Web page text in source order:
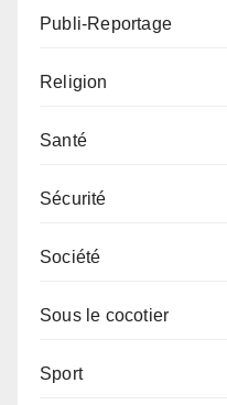
Publi-Reportage
Religion
Santé
Sécurité
Société
Sous le cocotier
Sport